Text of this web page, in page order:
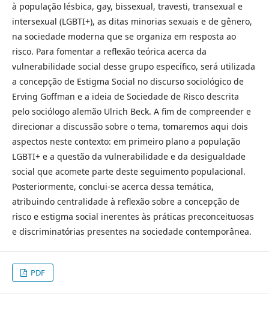
à população lésbica, gay, bissexual, travesti, transexual e
intersexual (LGBTI+), as ditas minorias sexuais e de gênero,
na sociedade moderna que se organiza em resposta ao
risco. Para fomentar a reflexão teórica acerca da
vulnerabilidade social desse grupo específico, será utilizada
a concepção de Estigma Social no discurso sociológico de
Erving Goffman e a ideia de Sociedade de Risco descrita
pelo sociólogo alemão Ulrich Beck. A fim de compreender e
direcionar a discussão sobre o tema, tomaremos aqui dois
aspectos neste contexto: em primeiro plano a população
LGBTI+ e a questão da vulnerabilidade e da desigualdade
social que acomete parte deste seguimento populacional.
Posteriormente, conclui-se acerca dessa temática,
atribuindo centralidade à reflexão sobre a concepção de
risco e estigma social inerentes às práticas preconceituosas
e discriminatórias presentes na sociedade contemporânea.
PDF